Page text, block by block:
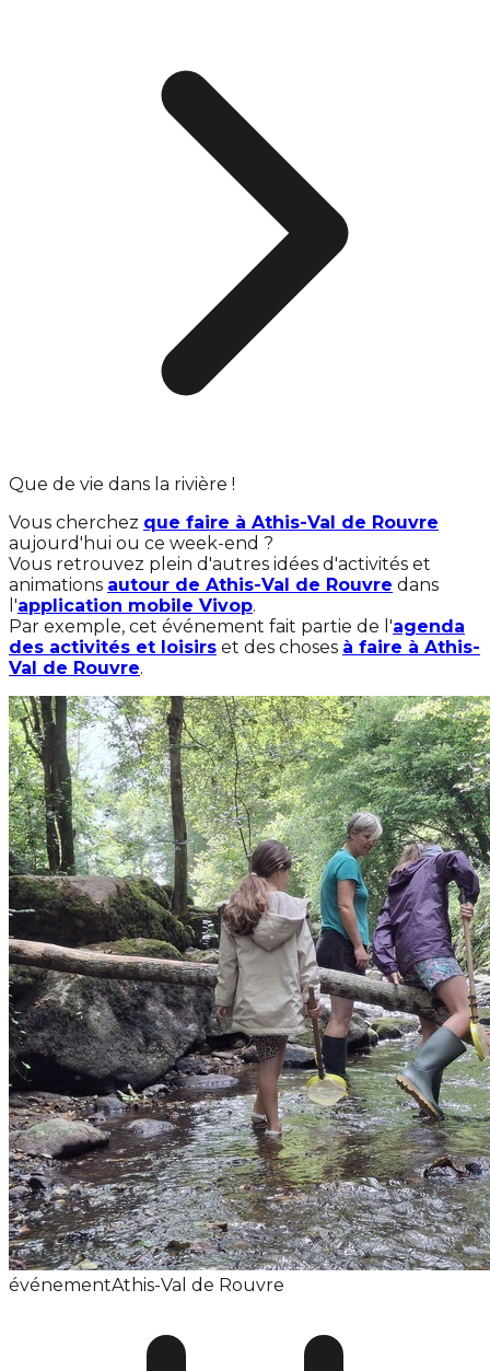
Que de vie dans la rivière !
Vous cherchez que faire à Athis-Val de Rouvre
aujourd'hui ou ce week-end ?
Vous retrouvez plein d'autres idées d'activités et
animations autour de Athis-Val de Rouvre dans
l'application mobile Vivop.
Par exemple, cet événement fait partie de l'agenda
des activités et loisirs et des choses à faire à Athis-
Val de Rouvre.
événementAthis-Val de Rouvre